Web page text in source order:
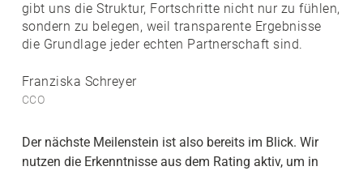
gibt uns die Struktur, Fortschritte nicht nur zu fühlen,
sondern zu belegen, weil transparente Ergebnisse
die Grundlage jeder echten Partnerschaft sind.
Franziska Schreyer
CCO
Der nächste Meilenstein ist also bereits im Blick. Wir
nutzen die Erkenntnisse aus dem Rating aktiv, um in